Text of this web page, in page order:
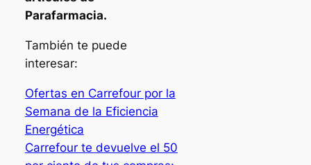
Parafarmacia.
También te puede
interesar:
Ofertas en Carrefour por la
Semana de la Eficiencia
Energética
Carrefour te devuelve el 50